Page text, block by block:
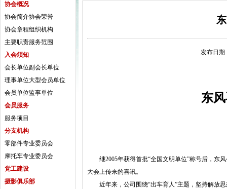
协会概况
协会简介协会荣誉
协会章程组织机构
主要职责服务范围
入会须知
会长单位副会长单位
理事单位大型会员单位
会员单位监事单位
会员服务
服务项目
分支机构
零部件专业委员会
摩托车专业委员会
党工建设
摄影俱乐部
发布日期
东
继2005年获得首批“全国文明单位”称号后，东风
大会上传来的喜讯。
近年来，公司围绕“出车育人”主题，坚持解放思